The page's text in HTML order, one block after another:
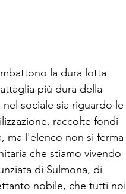
la dura lotta
più dura della
sociale sia riguardo le
raccolte fondi
ma l'elenco non si ferma
che stiamo vivendo
di Sulmona, di
nobile, che tutti noi